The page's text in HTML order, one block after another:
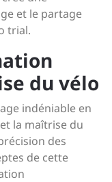
et le partage
trial.
du vélo
indéniable en
la maîtrise du
des
de cette